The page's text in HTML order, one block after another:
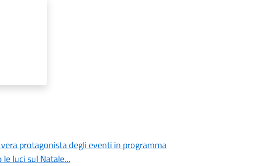
protagonista degli eventi in programma
luci sul Natale...